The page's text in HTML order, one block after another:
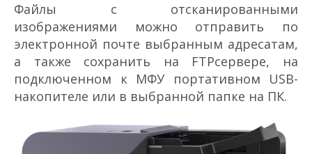
Файлы с отсканированными
изображениями можно отправить по
электронной почте выбранным адресатам,
а также сохранить на FTP­сервере, на
подключенном к МФУ портативном USB­
накопителе или в выбранной папке на ПК.